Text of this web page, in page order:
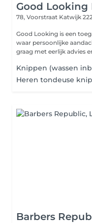
Good Looking
78, Voorstraat Katwijk
Good Looking is een
waar persoonlijke
graag met eerlijk advies
Knippen (wassen
Heren tondeuse
Barbers